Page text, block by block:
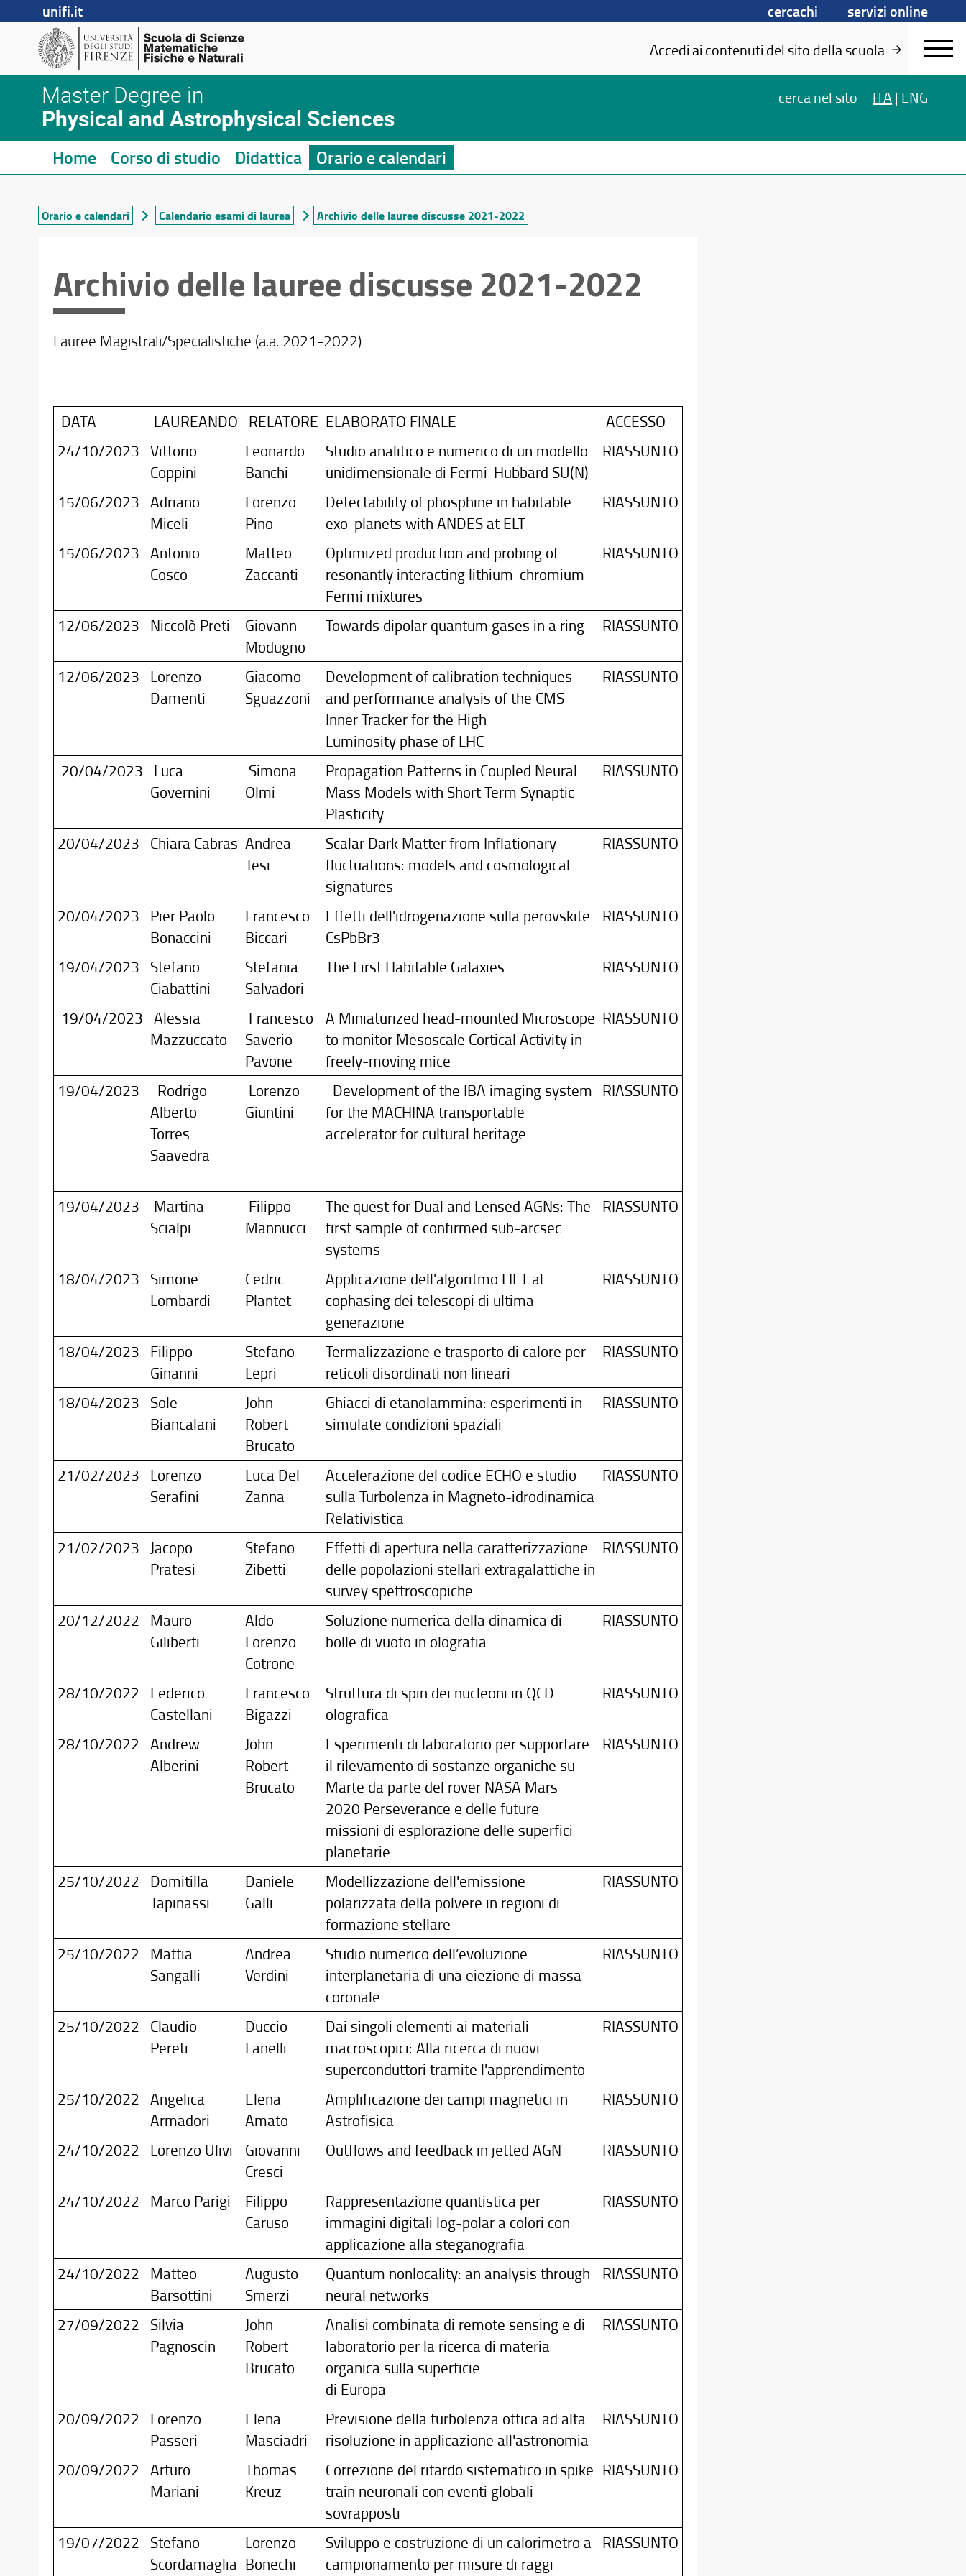
unifi.it cercachi
servizi online
Accedi ai contenuti del sito della scuola
Master Degree in
Physical and Astrophysical Sciences
cerca nel sito ITA | ENG
Home Corso di studio Didattica Orario e calendari
Orario e calendari Calendario esami di laurea Archivio delle lauree discusse 2021-2022
Archivio delle lauree discusse 2021-2022
Lauree Magistrali/Specialistiche (a.a. 2021-2022)
DATA LAUREANDO RELATORE ELABORATO FINALE
ACCESSO
24/10/2023 Vittorio
Coppini
Leonardo
Banchi
Studio analitico e numerico di un modello
unidimensionale di Fermi-Hubbard SU(N)
RIASSUNTO
15/06/2023 Adriano
Miceli
Lorenzo
Pino
Detectability of phosphine in habitable
exo-planets with ANDES at ELT
RIASSUNTO
15/06/2023 Antonio
Cosco
Matteo
Zaccanti
Optimized production and probing of
resonantly interacting lithium-chromium
Fermi mixtures
RIASSUNTO
12/06/2023 Niccolò Preti
Giovann
Modugno
Towards dipolar quantum gases in a ring RIASSUNTO
12/06/2023 Lorenzo
Damenti
Giacomo
Sguazzoni
Development of calibration techniques
and performance analysis of the CMS
Inner Tracker for the High
Luminosity phase of LHC
RIASSUNTO
20/04/2023 Luca
Governini
Simona
Olmi
Propagation Patterns in Coupled Neural
Mass Models with Short Term Synaptic
Plasticity
RIASSUNTO
20/04/2023 Chiara Cabras Andrea
Tesi
Scalar Dark Matter from Inflationary
fluctuations: models and cosmological
signatures
RIASSUNTO
20/04/2023 Pier Paolo
Bonaccini
Francesco
Biccari
Effetti dell'idrogenazione sulla perovskite
CsPbBr3
RIASSUNTO
19/04/2023 Stefano
Ciabattini
Stefania
Salvadori
The First Habitable Galaxies RIASSUNTO
19/04/2023 Alessia
Mazzuccato
Francesco
Saverio
Pavone
A Miniaturized head-mounted Microscope
to monitor Mesoscale Cortical Activity in
freely-moving mice
RIASSUNTO
19/04/2023
Rodrigo
Alberto
Torres
Saavedra
Lorenzo
Giuntini
Development of the IBA imaging system
for the MACHINA transportable
accelerator for cultural heritage
RIASSUNTO
19/04/2023
Martina
Scialpi
Filippo
Mannucci
The quest for Dual and Lensed AGNs: The
first sample of confirmed sub-arcsec
systems
RIASSUNTO
18/04/2023 Simone
Lombardi
Cedric
Plantet
Applicazione dell'algoritmo LIFT al
cophasing dei telescopi di ultima
generazione
RIASSUNTO
18/04/2023 Filippo
Ginanni
Stefano
Lepri
Termalizzazione e trasporto di calore per
reticoli disordinati non lineari
RIASSUNTO
18/04/2023 Sole
Biancalani
John
Robert
Brucato
Ghiacci di etanolammina: esperimenti in
simulate condizioni spaziali
RIASSUNTO
21/02/2023 Lorenzo
Serafini
Luca Del
Zanna
Accelerazione del codice ECHO e studio
sulla Turbolenza in Magneto-idrodinamica
Relativistica
RIASSUNTO
21/02/2023
Jacopo
Pratesi
Stefano
Zibetti
Effetti di apertura nella caratterizzazione
delle popolazioni stellari extragalattiche in
survey spettroscopiche
RIASSUNTO
20/12/2022 Mauro
Giliberti
Aldo
Lorenzo
Cotrone
Soluzione numerica della dinamica di
bolle di vuoto in olografia
RIASSUNTO
28/10/2022 Federico
Castellani
Francesco
Bigazzi
Struttura di spin dei nucleoni in QCD
olografica
RIASSUNTO
28/10/2022 Andrew
Alberini
John
Robert
Brucato
Esperimenti di laboratorio per supportare
il rilevamento di sostanze organiche su
Marte da parte del rover NASA Mars
2020 Perseverance e delle future
missioni di esplorazione delle superfici
planetarie
RIASSUNTO
25/10/2022 Domitilla
Tapinassi
Daniele
Galli
Modellizzazione dell'emissione
polarizzata della polvere in regioni di
formazione stellare
RIASSUNTO
25/10/2022 Mattia
Sangalli
Andrea
Verdini
Studio numerico dell’evoluzione
interplanetaria di una eiezione di massa
coronale
RIASSUNTO
25/10/2022 Claudio
Pereti
Duccio
Fanelli
Dai singoli elementi ai materiali
macroscopici: Alla ricerca di nuovi
superconduttori tramite l'apprendimento
RIASSUNTO
25/10/2022 Angelica
Armadori
Elena
Amato
Amplificazione dei campi magnetici in
Astrofisica
RIASSUNTO
24/10/2022 Lorenzo Ulivi
Giovanni
Cresci
Outflows and feedback in jetted AGN RIASSUNTO
24/10/2022 Marco Parigi
Filippo
Caruso
Rappresentazione quantistica per
immagini digitali log-polar a colori con
applicazione alla steganografia
RIASSUNTO
24/10/2022 Matteo
Barsottini
Augusto
Smerzi
Quantum nonlocality: an analysis through
neural networks
RIASSUNTO
27/09/2022 Silvia
Pagnoscin
John
Robert
Brucato
Analisi combinata di remote sensing e di
laboratorio per la ricerca di materia
organica sulla superficie
di Europa
RIASSUNTO
20/09/2022 Lorenzo
Passeri
Elena
Masciadri
Previsione della turbolenza ottica ad alta
risoluzione in applicazione all'astronomia
RIASSUNTO
20/09/2022 Arturo
Mariani
Thomas
Kreuz
Correzione del ritardo sistematico in spike
train neuronali con eventi globali
sovrapposti
RIASSUNTO
19/07/2022 Stefano
Scordamaglia
Lorenzo
Bonechi
Sviluppo e costruzione di un calorimetro a
campionamento per misure di raggi
RIASSUNTO